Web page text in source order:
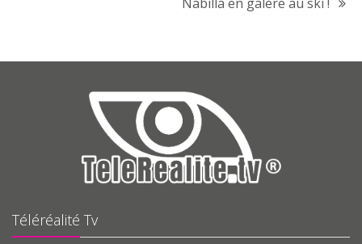
Nabilla en galère au ski !
Téléréalité Tv